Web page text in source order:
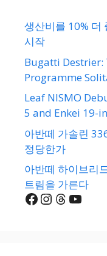
생산비를 10% 더
시작
Bugatti Destrier:
Programme
Leaf NISMO
5 and Enkei 19-
아반떼 가솔린
정당한가
아반떼 하이브리
트림을 가른다
Facebook
Instagram
Threads